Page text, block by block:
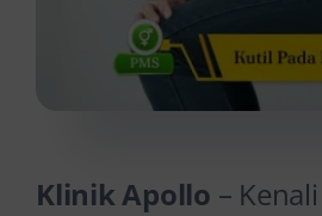
Klinik Apollo – Kenali